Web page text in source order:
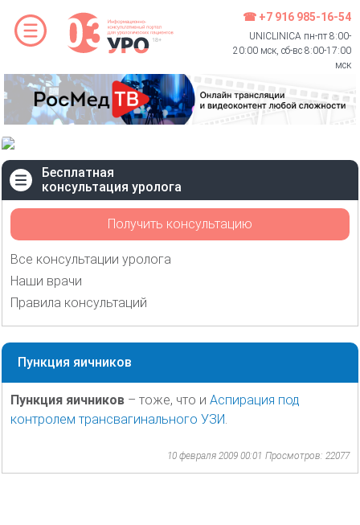
☎ +7 916 985-16-54
UNICLINICA пн-пт 8:00-
20:00 мск, сб-вс 8:00-17:00
мск
Бесплатная
консультация уролога
Получить консультацию
Все консультации уролога
Наши врачи
Правила консультаций
Пункция яичников
Пункция яичников – тоже, что и Аспирация под
контролем трансвагинального УЗИ.
10 февраля 2009 00:01 Просмотров: 22077